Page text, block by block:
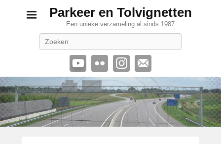
Parkeer en Tolvignetten
Een unieke verzameling al sinds 1987